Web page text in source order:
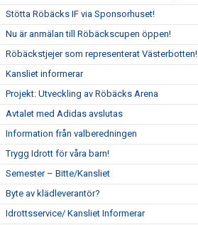
Stötta Röbäcks IF via Sponsorhuset!
Nu är anmälan till Röbäckscupen öppen!
Röbäckstjejer som representerat Västerbotten!
Kansliet informerar
Projekt: Utveckling av Röbäcks Arena
Avtalet med Adidas avslutas
Information från valberedningen
Trygg Idrott för våra barn!
Semester – Bitte/Kansliet
Byte av klädleverantör?
Idrottsservice/ Kansliet Informerar